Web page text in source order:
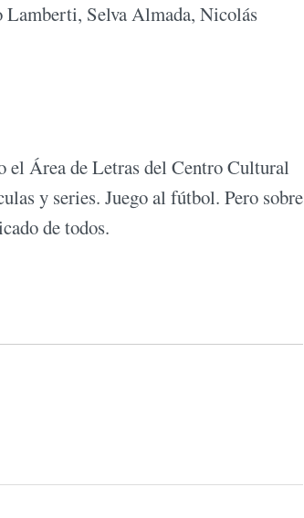
Selva Almada, Nicolás
el Área de Letras del Centro Cultural
y series. Juego al fútbol. Pero sobre
de todos.